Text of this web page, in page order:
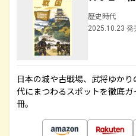
歴史時代
2025.10.23 発
日本の城や古戦場、武将ゆか
代にまつわるスポットを徹底
冊。